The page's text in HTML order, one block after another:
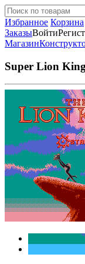
Избранное Корзина
ЗаказыВойти
Магазин
Super Lion King